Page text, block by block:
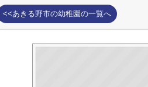
<<あきる野市の幼稚園の一覧へ